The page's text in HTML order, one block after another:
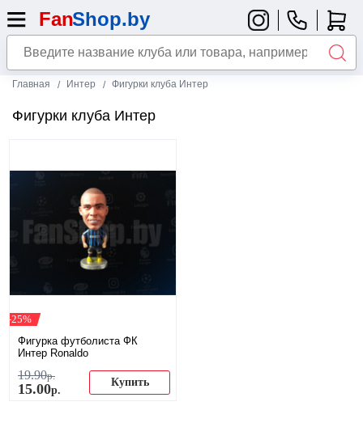
Главная Интер Фигурки клуба Интер
Фигурки клуба Интер
-25%
Фигурка футболиста ФК
Интер Ronaldo
19.90р.
15.00р.
Купить